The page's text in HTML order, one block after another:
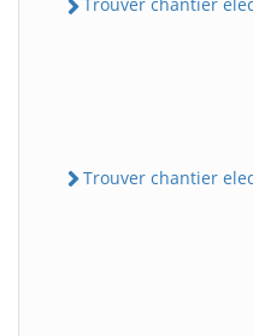
Trouver chantier